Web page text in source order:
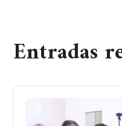
Entradas